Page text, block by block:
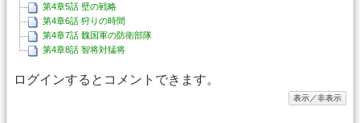
第4章5話 壁の戦略
第4章6話 狩りの時間
第4章7話 魏国軍の防衛部隊
第4章8話 智将対猛将
ログインするとコメントできます。